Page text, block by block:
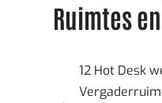
Ruimtes
12 Hot Desk